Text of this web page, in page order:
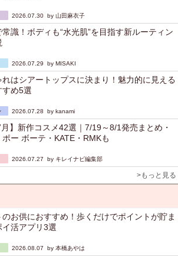
2026.07.30 by 山田麻衣子
識！ボディも“水光肌”を目指す新ルーティン
2026.07.29 by MISAKI
れはシアートップスに決まり！魅力的に見える
すめ5選
2026.07.28 by kanami
月】新作コスメ42選｜7/19～8/1発売まとめ・
ー ボーテ・KATE・RMKも
2026.07.27 by キレイナビ編集部
>もっと見る
のお供におすすめ！歩くだけでポイントが貯ま
イ活アプリ3選
2026.08.07 by 本橋あやは